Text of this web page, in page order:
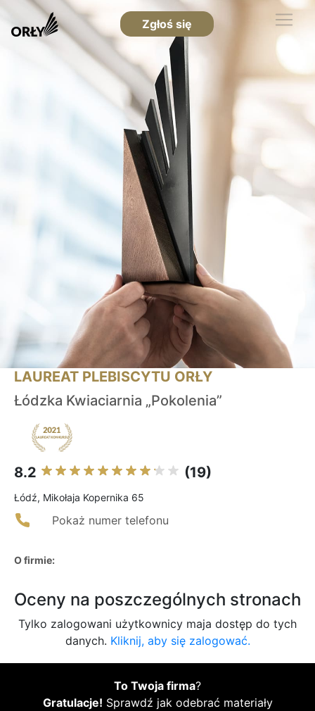
Zgłoś się
LAUREAT PLEBISCYTU ORŁY
Łódzka Kwiaciarnia „Pokolenia”
8.2 (19)
Łódź, Mikołaja Kopernika 65
Pokaż numer telefonu
O firmie:
Oceny na poszczególnych stronach
Tylko zalogowani użytkownicy maja dostęp do tych
danych. Kliknij, aby się zalogować.
To Twoja firma?
Gratulacje! Sprawdź jak odebrać materiały